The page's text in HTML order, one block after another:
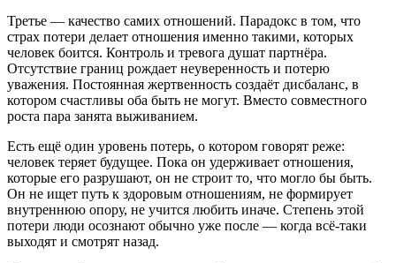
Третье — качество самих отношений. Парадокс в том, что
страх потери делает отношения именно такими, которых
человек боится. Контроль и тревога душат партнёра.
Отсутствие границ рождает неуверенность и потерю
уважения. Постоянная жертвенность создаёт дисбаланс, в
котором счастливы оба быть не могут. Вместо совместного
роста пара занята выживанием.
Есть ещё один уровень потерь, о котором говорят реже:
человек теряет будущее. Пока он удерживает отношения,
которые его разрушают, он не строит то, что могло бы быть.
Он не ищет путь к здоровым отношениям, не формирует
внутреннюю опору, не учится любить иначе. Степень этой
потери люди осознают обычно уже после — когда всё-таки
выходят и смотрят назад.